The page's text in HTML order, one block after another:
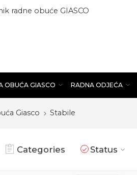
radne obuće GIASCO
OBUĆA GIASCO RADNA ODJEĆA
Giasco Stabile
Categories Status